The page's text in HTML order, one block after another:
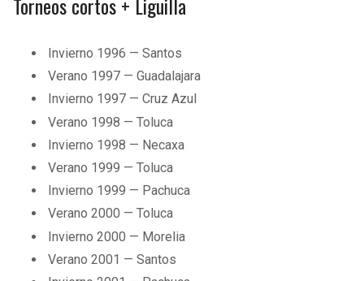
Invierno 1996 — Santos
Verano 1997 — Guadalajara
Invierno 1997 — Cruz Azul
Verano 1998 — Toluca
Invierno 1998 — Necaxa
Verano 1999 — Toluca
Invierno 1999 — Pachuca
Verano 2000 — Toluca
Invierno 2000 — Morelia
Verano 2001 — Santos